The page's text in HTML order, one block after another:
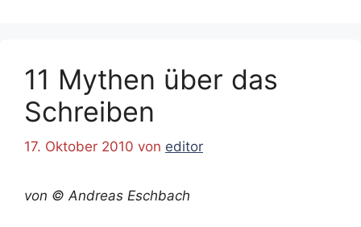
11 Mythen über das
Schreiben
17. Oktober 2010 von editor
von © Andreas Eschbach